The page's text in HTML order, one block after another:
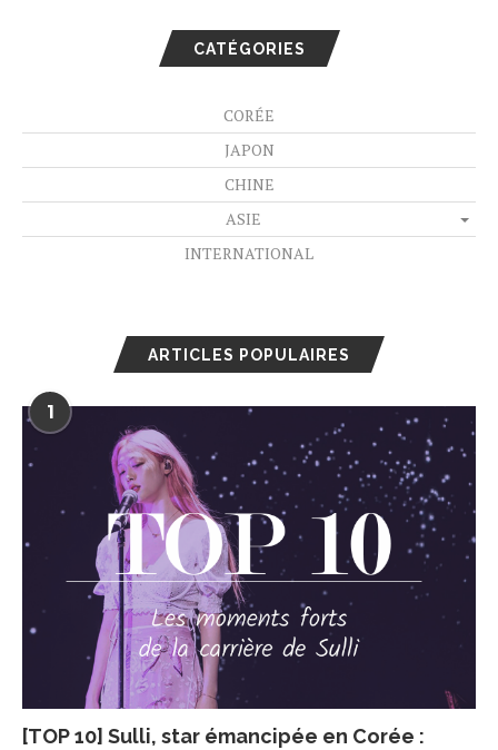
CATÉGORIES
CORÉE
JAPON
CHINE
ASIE
INTERNATIONAL
ARTICLES POPULAIRES
1
[TOP 10] Sulli, star émancipée en Corée :